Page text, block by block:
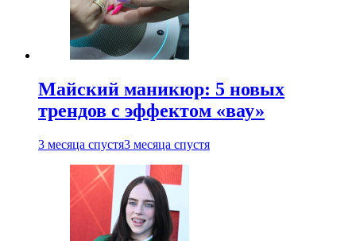
Майский маникюр: 5 новых
трендов с эффектом «вау»
3 месяца спустя3 месяца спустя